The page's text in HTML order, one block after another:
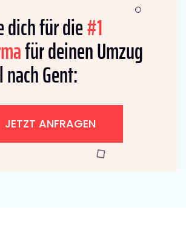
dich für die#1
für deinen Umzug
Gent:
JETZT ANFRAGEN